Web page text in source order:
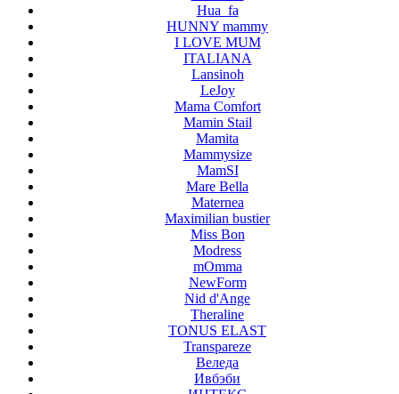
Hua_fa
HUNNY mammy
I LOVE MUM
ITALIANA
Lansinoh
LeJoy
Mama Comfort
Mamin Stail
Mamita
Mammysize
MamSI
Mare Bella
Maternea
Maximilian bustier
Miss Bon
Modress
mOmma
NewForm
Nid d'Ange
Theraline
TONUS ELAST
Transpareze
Веледа
Ивбэби